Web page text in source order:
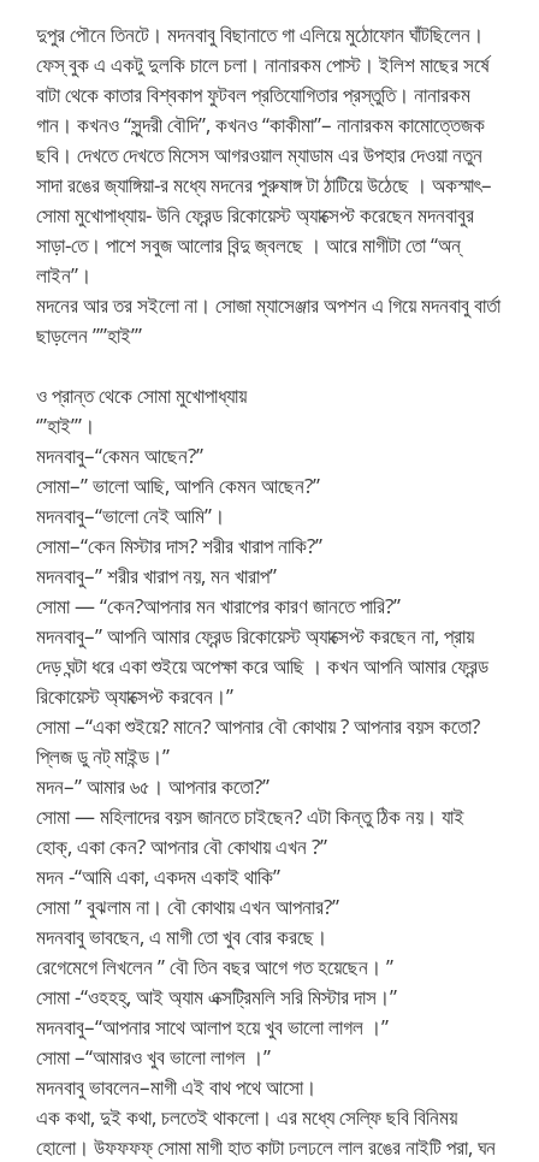
দুপুর পৌনে তিনটে। মদনবাবু বিছানাতে গা এলিয়ে মুঠোফোন ঘাঁটছিলেন।
ফেস্ বুক এ একটু দুলকি চালে চলা। নানারকম পোস্ট। ইলিশ মাছের সর্ষে
বাটা থেকে কাতার বিশ্বকাপ ফুটবল প্রতিযোগিতার প্রস্তুতি। নানারকম
গান। কখনও “সুন্দরী বৌদি”, কখনও “কাকীমা”– নানারকম কামোত্তেজক
ছবি। দেখতে দেখতে মিসেস আগরওয়াল ম্যাডাম এর উপহার দেওয়া নতুন
সাদা রঙের জ্যাঙ্গিয়া-র মধ্যে মদনের পুরুষাঙ্গ টা ঠাটিয়ে উঠেছে । অকস্মাৎ–
সোমা মুখোপাধ্যায়- উনি ফ্রেন্ড রিকোয়েস্ট অ্যাক্সেপ্ট করেছেন মদনবাবুর
সাড়া-তে। পাশে সবুজ আলোর বিন্দু জ্বলছে । আরে মাগীটা তো “অন্
লাইন”।
মদনের আর তর সইলো না। সোজা ম্যাসেঞ্জার অপশন এ গিয়ে মদনবাবু বার্তা
ছাড়লেন ””হাই’”
ও প্রান্ত থেকে সোমা মুখোপাধ্যায়
‘”হাই’”।
মদনবাবু–“কেমন আছেন?”
সোমা–” ভালো আছি, আপনি কেমন আছেন?”
মদনবাবু–“ভালো নেই আমি”।
সোমা–“কেন মিস্টার দাস? শরীর খারাপ নাকি?”
মদনবাবু–” শরীর খারাপ নয়, মন খারাপ”
সোমা — “কেন?আপনার মন খারাপের কারণ জানতে পারি?”
মদনবাবু–” আপনি আমার ফ্রেন্ড রিকোয়েস্ট অ্যাক্সেপ্ট করছেন না, প্রায়
দেড় ঘন্টা ধরে একা শুইয়ে অপেক্ষা করে আছি । কখন আপনি আমার ফ্রেন্ড
রিকোয়েস্ট অ্যাক্সেপ্ট করবেন।”
সোমা –“একা শুইয়ে? মানে? আপনার বৌ কোথায় ? আপনার বয়স কতো?
প্লিজ ডু নট্ মাইন্ড।”
মদন–” আমার ৬৫। আপনার কতো?”
সোমা — মহিলাদের বয়স জানতে চাইছেন? এটা কিন্তু ঠিক নয়। যাই
হোক্, একা কেন? আপনার বৌ কোথায় এখন ?”
মদন -“আমি একা, একদম একাই থাকি”
সোমা ” বুঝলাম না। বৌ কোথায় এখন আপনার?”
মদনবাবু ভাবছেন, এ মাগী তো খুব বোর করছে।
রেগেমেগে লিখলেন ” বৌ তিন বছর আগে গত হয়েছেন। ”
সোমা -“ওহহহ্, আই অ্যাম এক্সট্রিমলি সরি মিস্টার দাস।”
মদনবাবু–“আপনার সাথে আলাপ হয়ে খুব ভালো লাগল ।”
সোমা –“আমারও খুব ভালো লাগল ।”
মদনবাবু ভাবলেন–মাগী এই বাথ পথে আসো।
এক কথা, দুই কথা, চলতেই থাকলো। এর মধ্যে সেল্ফি ছবি বিনিময়
হোলো। উফফফফ্ সোমা মাগী হাত কাটা ঢলঢলে লাল রঙের নাইটি পরা, ঘন